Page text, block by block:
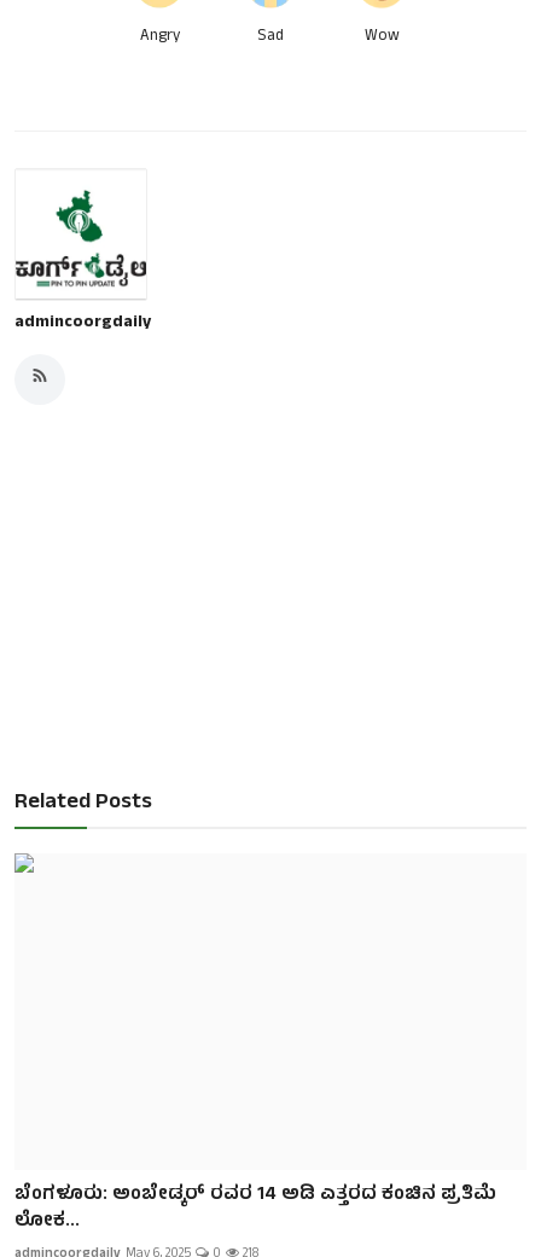
Angry Sad Wow
admincoorgdaily
Related Posts
ಬೆಂಗಳೂರು: ಅಂಬೇಡ್ಕರ್ ರವರ 14 ಅಡಿ ಎತ್ತರದ ಕಂಚಿನ ಪ್ರತಿಮೆ
ಲೋಕ...